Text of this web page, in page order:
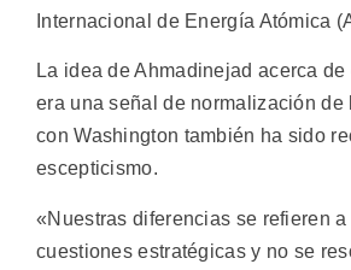
Internacional de Energía Atómica
La idea de Ahmadinejad acerca
era una señal de normalización de
con Washington también ha sido
escepticismo.
«Nuestras diferencias se refieren
cuestiones estratégicas y no se